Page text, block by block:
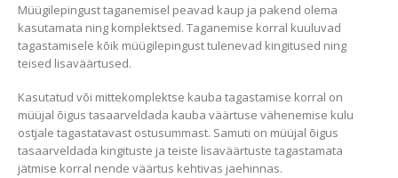
Müügilepingust taganemisel peavad kaup ja pakend olema
kasutamata ning komplektsed. Taganemise korral kuuluvad
tagastamisele kõik müügilepingust tulenevad kingitused ning
teised lisaväärtused.
Kasutatud või mittekomplektse kauba tagastamise korral on
müüjal õigus tasaarveldada kauba väärtuse vähenemise kulu
ostjale tagastatavast ostusummast. Samuti on müüjal õigus
tasaarveldada kingituste ja teiste lisaväärtuste tagastamata
jätmise korral nende väärtus kehtivas jaehinnas.